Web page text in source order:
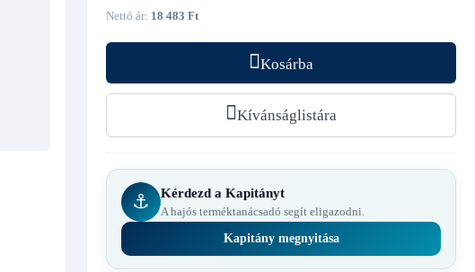
Nettó ár: 18 483 Ft
Kosárba
Kívánságlistára
⚓ Kérdezd a Kapitányt
A hajós terméktanácsadó segít eligazodni.
Kapitány megnyitása